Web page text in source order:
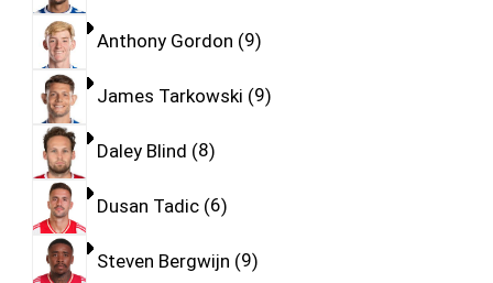
Anthony Gordon 9
James Tarkowski 9
Daley Blind 8
Dusan Tadic 6
Steven Bergwijn 9